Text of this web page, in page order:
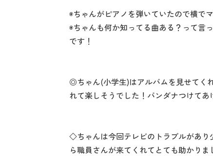
◉ちゃんがピアノを弾いていたので横で
◉ちゃんも何か知ってる曲ある？って言
です！
◎ちゃん(小学生)はアルバムを見せてく
れて楽しそうでした！バンダナつけて
◇ちゃんは今回テレビのトラブルがあり
ら職員さんが来てくれてとても助かりま